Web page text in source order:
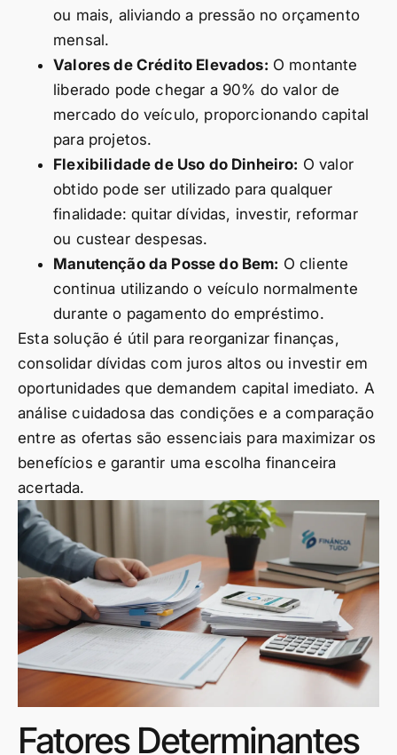
ou mais, aliviando a pressão no orçamento
mensal.
Valores de Crédito Elevados: O montante
liberado pode chegar a 90% do valor de
mercado do veículo, proporcionando capital
para projetos.
Flexibilidade de Uso do Dinheiro: O valor
obtido pode ser utilizado para qualquer
finalidade: quitar dívidas, investir, reformar
ou custear despesas.
Manutenção da Posse do Bem: O cliente
continua utilizando o veículo normalmente
durante o pagamento do empréstimo.
Esta solução é útil para reorganizar finanças,
consolidar dívidas com juros altos ou investir em
oportunidades que demandem capital imediato. A
análise cuidadosa das condições e a comparação
entre as ofertas são essenciais para maximizar os
benefícios e garantir uma escolha financeira
acertada.
Fatores Determinantes